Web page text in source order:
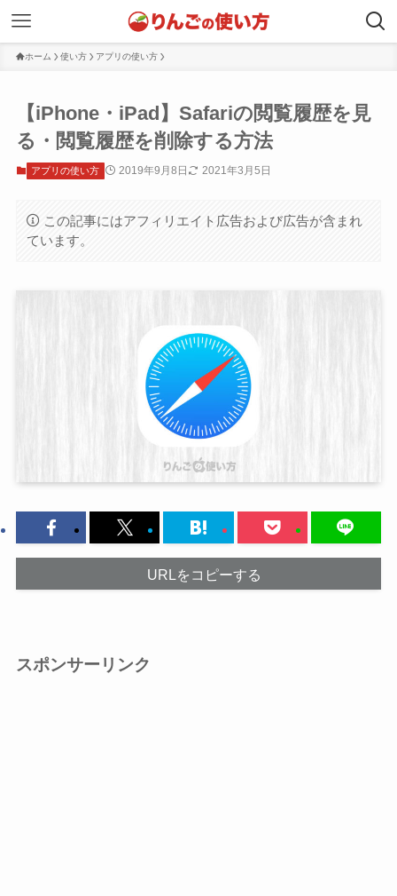
ホーム 使い方 アプリの使い方
【iPhone・iPad】Safariの閲覧履歴を見
る・閲覧履歴を削除する方法
アプリの使い方 2019年9月8日 2021年3月5日
この記事にはアフィリエイト広告および広告が含まれ
ています。
URLをコピーする
スポンサーリンク